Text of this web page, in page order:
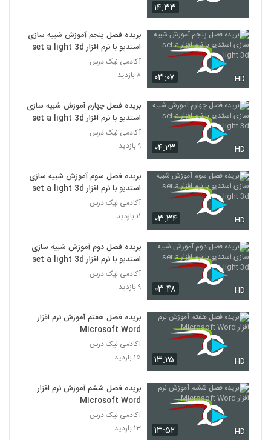
۱۴:۳۳
۰۳:۰۷ HD
بریده فصل پنجم آموزش شبیه سازی
استدیو با نرم افزار set a light 3d
آکادمی نیک درس
۸ بازدید
۰۴:۲۳ HD
بریده فصل چهارم آموزش شبیه سازی
استدیو با نرم افزار set a light 3d
آکادمی نیک درس
۹ بازدید
۰۳:۳۴ HD
بریده فصل سوم آموزش شبیه سازی
استدیو با نرم افزار set a light 3d
آکادمی نیک درس
۱۱ بازدید
۰۳:۴۸ HD
بریده فصل دوم آموزش شبیه سازی
استدیو با نرم افزار set a light 3d
آکادمی نیک درس
۹ بازدید
۱۳:۲۵ HD
بریده فصل هفتم آموزش نرم افزار
Microsoft Word
آکادمی نیک درس
۱۵ بازدید
۱۳:۵۲ HD
بریده فصل ششم آموزش نرم افزار
Microsoft Word
آکادمی نیک درس
۱۳ بازدید